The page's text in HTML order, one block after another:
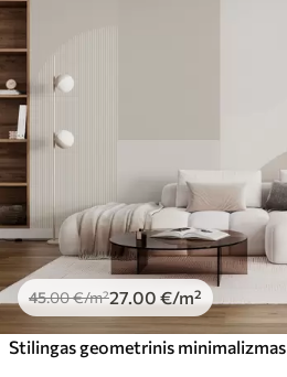
45.00€/m²27.00 €/m²
Stilingas geometrinis minimalizmas